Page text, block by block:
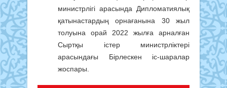
министрлігі арасында Дипломатиялық
қатынастардың орнағанына 30 жыл
толуына орай 2022 жылға арналған
Сыртқы істер министрліктері
арасындағы Бірлескен іс-шаралар
жоспары.